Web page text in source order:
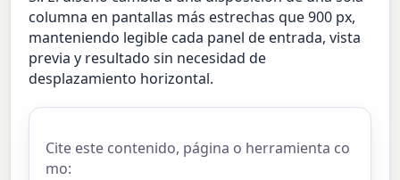
columna en pantallas más estrechas que 900 px,
manteniendo legible cada panel de entrada, vista
previa y resultado sin necesidad de
desplazamiento horizontal.
Cite este contenido, página o herramienta co
mo: